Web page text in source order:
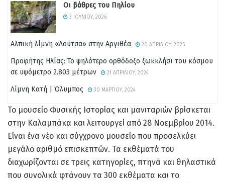
Οι βάθρες του Πηλίου
3 ΙΟΥΝΊΟΥ, 2026
Αλπική λίμνη «Λούτσα» στην Αργιθέα 20 ΑΠΡΙΛΊΟΥ, 2025
Προφήτης Ηλίας: Το ψηλότερο ορθόδοξο ξωκκλήσι του κόσμου
σε υψόμετρο 2.803 μέτρων
21 ΑΠΡΙΛΊΟΥ, 2024
Λίμνη Κατή | Όλυμπος 30 ΜΑΡΤΊΟΥ, 2024
Το μουσείο Φυσικής Ιστορίας και μανιταριών βρίσκεται
στην Καλαμπάκα και λειτουργεί από 28 Νοεμβρίου 2014.
Είναι ένα νέο και σύγχρονο μουσείο που προσελκύει
μεγάλο αριθμό επισκεπτών. Τα εκθέματά του
διαχωρίζονται σε τρεις κατηγορίες, πτηνά και θηλαστικά
που συνολικά φτάνουν τα 300 εκθέματα και το